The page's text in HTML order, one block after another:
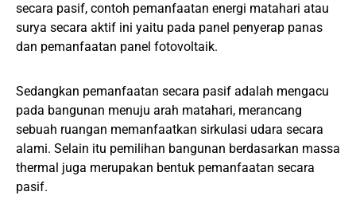
secara pasif, contoh pemanfaatan energi matahari atau
surya secara aktif ini yaitu pada panel penyerap panas
dan pemanfaatan panel fotovoltaik.
Sedangkan pemanfaatan secara pasif adalah mengacu
pada bangunan menuju arah matahari, merancang
sebuah ruangan memanfaatkan sirkulasi udara secara
alami. Selain itu pemilihan bangunan berdasarkan massa
thermal juga merupakan bentuk pemanfaatan secara
pasif.